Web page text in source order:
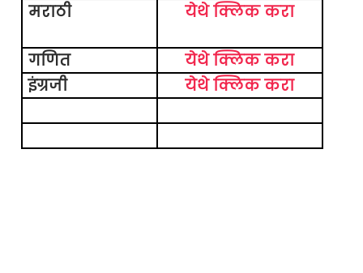
मराठी येथे क्लिक करा
गणित
येथे क्लिक करा
इंग्रजी
येथे क्लिक करा